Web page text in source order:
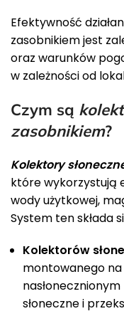
Efektywność
zasobnikiem jest
oraz warunków
w zależności od
Czym są
zasobnikiem?
Kolektory
które wykorzystują
wody użytkowej,
System ten składa
Kolektorów
montowanego
słoneczne i